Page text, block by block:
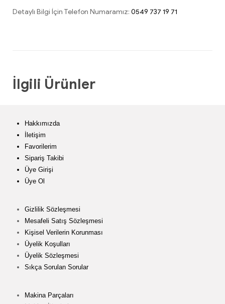
Detaylı Bilgi İçin Telefon Numaramız: 0549 737 19 71
İlgili Ürünler
Hakkımızda
İletişim
Favorilerim
Sipariş Takibi
Üye Girişi
Üye Ol
Gizlilik Sözleşmesi
Mesafeli Satış Sözleşmesi
Kişisel Verilerin Korunması
Üyelik Koşulları
Üyelik Sözleşmesi
Sıkça Sorulan Sorular
Makina Parçaları